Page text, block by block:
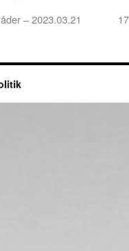
– 2023.03.21